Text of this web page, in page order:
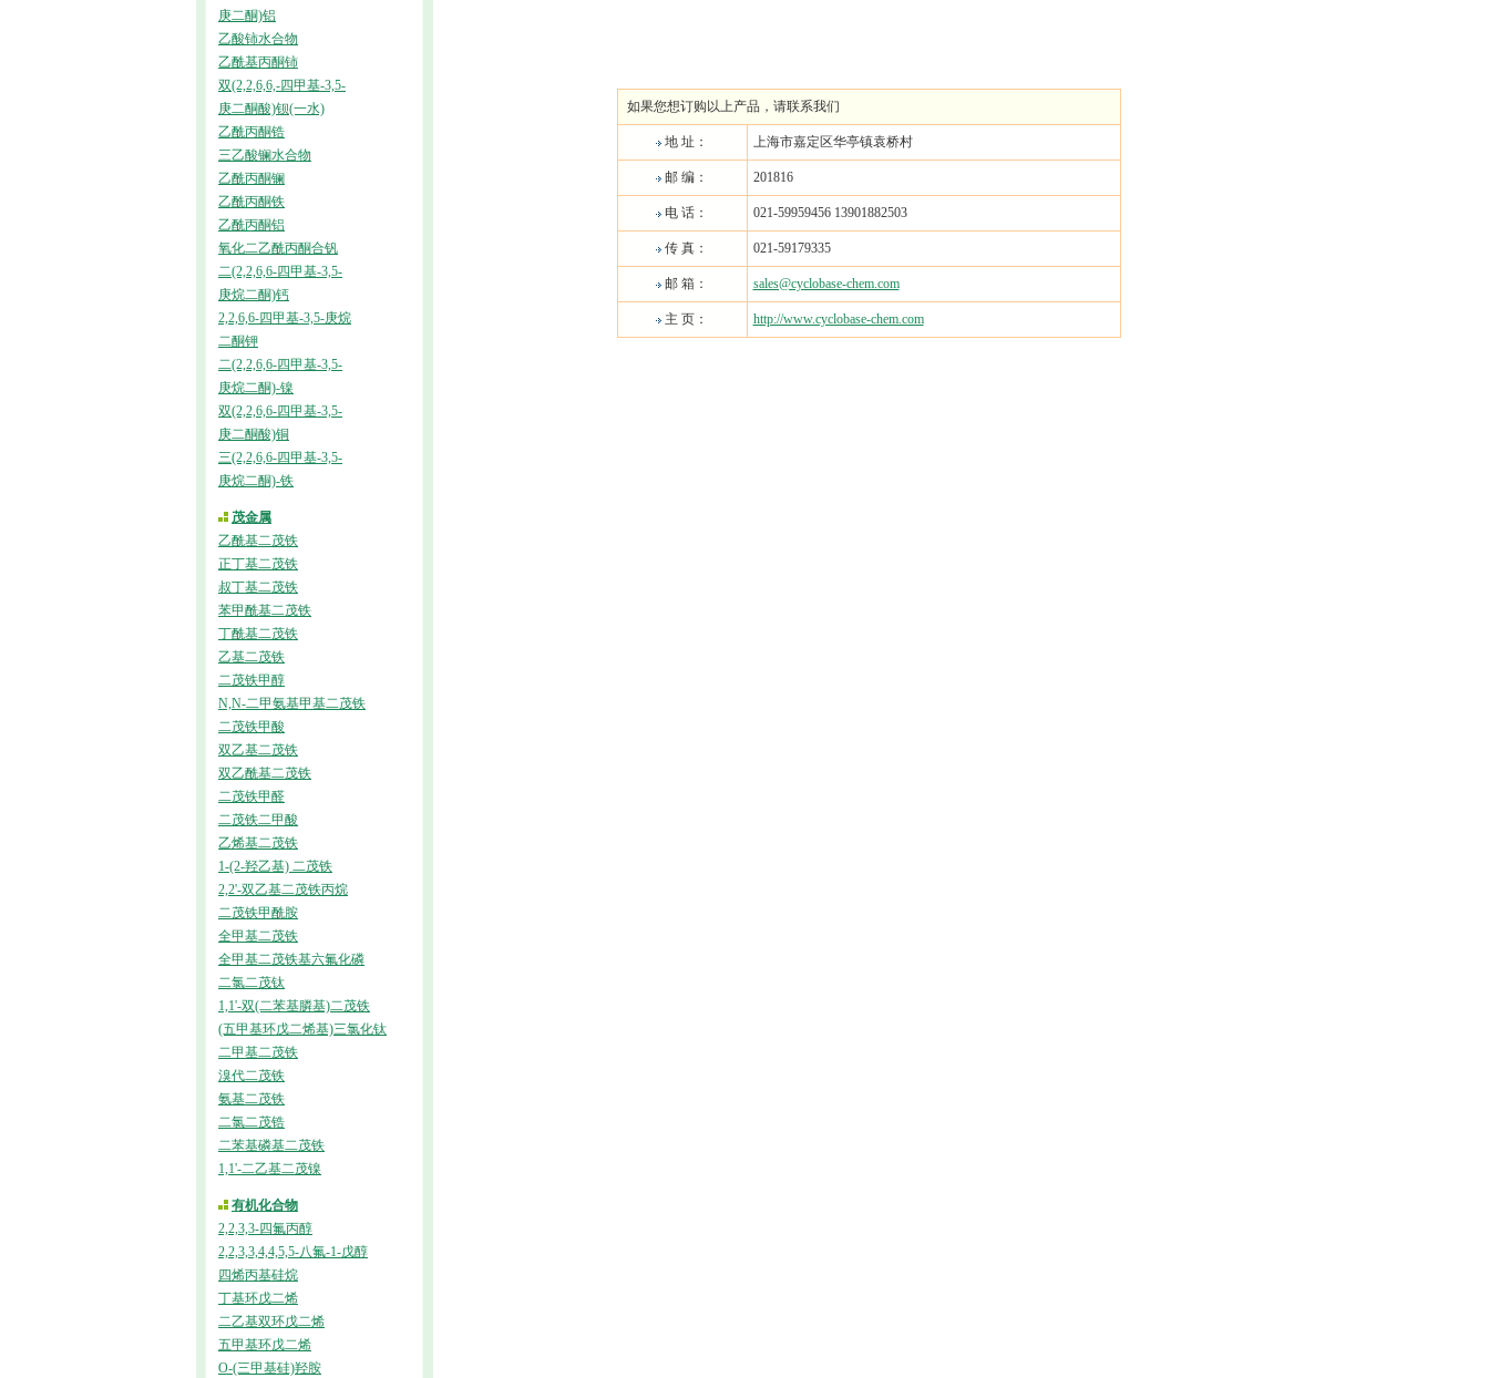
庚二酮)铝
乙酸铈水合物
乙酰基丙酮铈
双(2,2,6,6,-四甲基-3,5-
庚二酮酸)钡(一水)
乙酰丙酮锆
三乙酸镧水合物
乙酰丙酮镧
乙酰丙酮铁
乙酰丙酮铝
氧化二乙酰丙酮合钒
二(2,2,6,6-四甲基-3,5-
庚烷二酮)钙
2,2,6,6-四甲基-3,5-庚烷
二酮钾
二(2,2,6,6-四甲基-3,5-
庚烷二酮)-镍
双(2,2,6,6-四甲基-3,5-
庚二酮酸)铜
三(2,2,6,6-四甲基-3,5-
庚烷二酮)-铁
茂金属
乙酰基二茂铁
正丁基二茂铁
叔丁基二茂铁
苯甲酰基二茂铁
丁酰基二茂铁
乙基二茂铁
二茂铁甲醇
N,N-二甲氨基甲基二茂铁
二茂铁甲酸
双乙基二茂铁
双乙酰基二茂铁
二茂铁甲醛
二茂铁二甲酸
乙烯基二茂铁
1-(2-羟乙基) 二茂铁
2,2'-双乙基二茂铁丙烷
二茂铁甲酰胺
全甲基二茂铁
全甲基二茂铁基六氟化磷
二氯二茂钛
1,1'-双(二苯基膦基)二茂铁
(五甲基环戊二烯基)三氯化钛
二甲基二茂铁
溴代二茂铁
氨基二茂铁
二氯二茂锆
二苯基磷基二茂铁
1,1'-二乙基二茂镍
有机化合物
2,2,3,3-四氟丙醇
2,2,3,3,4,4,5,5-八氟-1-戊醇
四烯丙基硅烷
丁基环戊二烯
二乙基双环戊二烯
五甲基环戊二烯
O-(三甲基硅)羟胺
如果您想订购以上产品，请联系我们
地 址： 上海市嘉定区华亭镇袁桥村
邮 编： 201816
电 话： 021-59959456 13901882503
传 真： 021-59179335
邮 箱： sales@cyclobase-chem.com
主 页： http://www.cyclobase-chem.com